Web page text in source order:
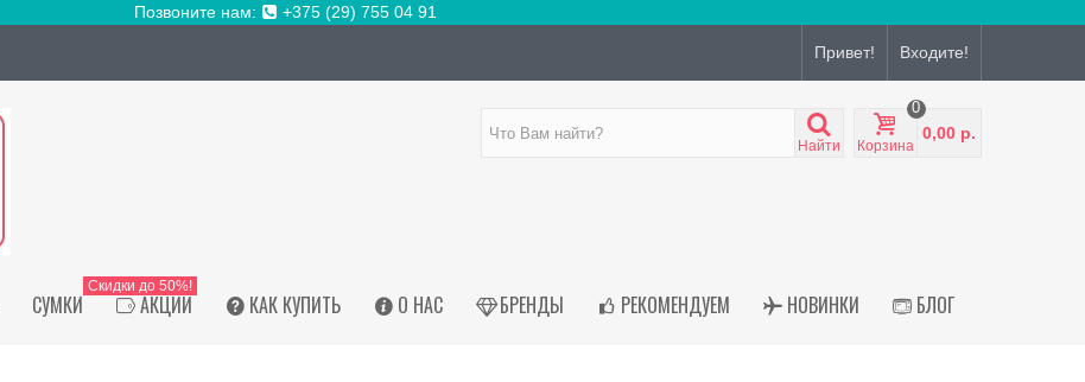
Позвоните нам: +375 (29) 755 04 91
Привет! Входите!
Найти Корзина
0
0,00 р.
СУМКИ АКЦИИ
Скидки до 50%!
КАК КУПИТЬ О НАС БРЕНДЫ РЕКОМЕНДУЕМ НОВИНКИ БЛОГ